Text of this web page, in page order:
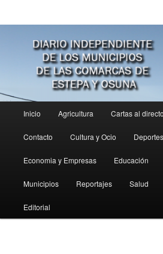
principal
Inicio Agricultura Cartas al
Contacto Cultura y Ocio Deportes
Economia y Empresas Educación
Municipios Reportajes Salud
Editorial